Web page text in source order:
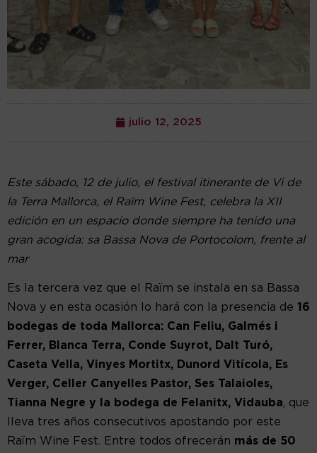
julio 12, 2025
Este sábado, 12 de julio, el festival itinerante de Vi de
la Terra Mallorca, el Raïm Wine Fest, celebra la XII
edición en un espacio donde siempre ha tenido una
gran acogida: sa Bassa Nova de Portocolom, frente al
mar
Es la tercera vez que el Raïm se instala en sa Bassa
Nova y en esta ocasión lo hará con la presencia de 16
bodegas de toda Mallorca: Can Feliu, Galmés i
Ferrer, Blanca Terra, Conde Suyrot, Dalt Turó,
Caseta Vella, Vinyes Mortitx, Dunord Vitícola, Es
Verger, Celler Canyelles Pastor, Ses Talaioles,
Tianna Negre y la bodega de Felanitx, Vidauba , que
lleva tres años consecutivos apostando por este
Raïm Wine Fest. Entre todos ofrecerán más de 50